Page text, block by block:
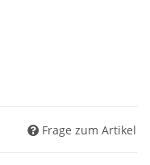
Frage zum Artikel